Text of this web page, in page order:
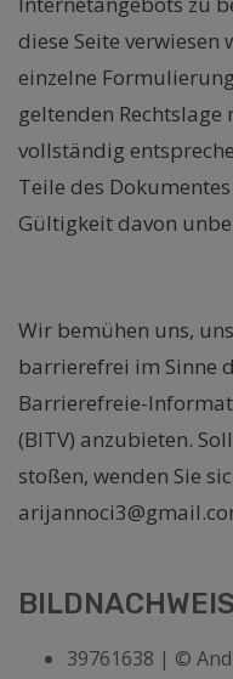
diese Seite verwiesen
einzelne
geltenden
vollständig
Teile des
Gültigkeit davon
Wir bemühen uns,
barrierefrei im Sinne
Barrierefreie-
(BITV) anzubieten.
stoßen, wenden Sie
39761638 | ©